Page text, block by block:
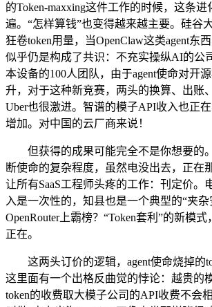
的Token-maxxing这件工作的时候，这条
遍。“怎样算钱”也变得越来越主要。硅谷
狂卷token用量，当OpenClaw这类agent东
似乎仍是构成了共识：不充实操纵AI的公
本设备的100人团队，由于agent使命对开
升，对于这种新竞赛，两头的换算、出账
Uber也很激进。智谱的模子API收入也正
增加。对中国的云厂商来说！
但获得的成果可能完全不是你想要的
断使命的复杂程度，虽然电没出去，正在
让所有SaaS工程师头疼的工作：刊定价。
入是一次性的，知县也是一个典型的“夹
OpenRouter上霸榜？“Token套利”的新模
正在。
这两头订价的逻辑，agent使命烧掉的
这里面有一个出格反曲觉的悖论：越贵的
token的收费取大模子公司的API收费不会